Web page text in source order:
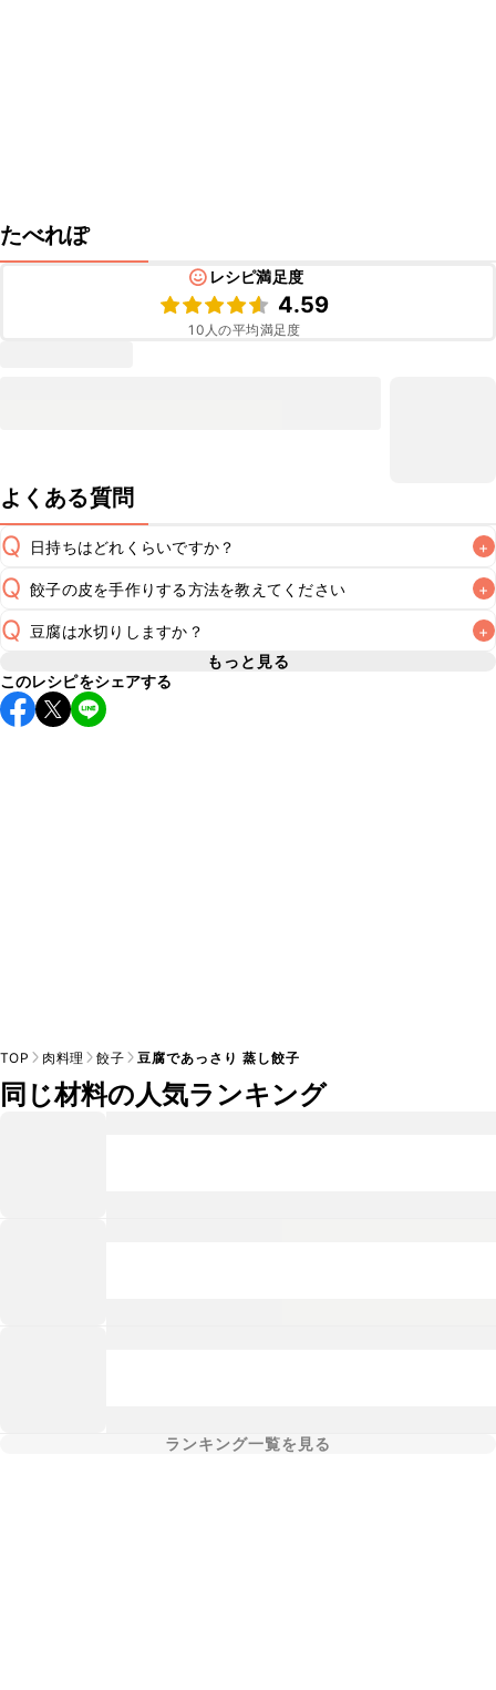
たべれぽ
レシピ満足度
4.59
10 人の平均満足度
よくある質問
Q 日持ちはどれくらいですか？ +
A
保存期間は冷蔵で翌日中が目安です。なるべくお早めにお召
し上がりください。
こちらの注意事項をご確認の上、正し
Q 餃子の皮を手作りする方法を教えてください +
A
Q 豆腐は水切りしますか？ +
A
もっと見る
このレシピをシェアする
TOP 肉料理 餃子 豆腐であっさり 蒸し餃子
同じ材料の人気ランキング
ランキング一覧を見る